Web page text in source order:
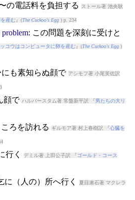
の電話料を負担する ストール著 池央耿
産む』(The Cuckoo's Egg) p. 234
problem: この問題を深刻に受けと
コウはコンピュータに卵を産む』(The Cuckoo's Egg)
にも素知らぬ顔で アシモフ著 小尾芙佐訳
顔で ハルバースタム著 常盤新平訳 『 男たちの大リ
ろを訪れる ギルモア著 村上春樹訳 『心臓を
行く デミル著 上田公子訳 『 ゴールド・コース
に（人の）所へ行く 夏目漱石著 マクレラ